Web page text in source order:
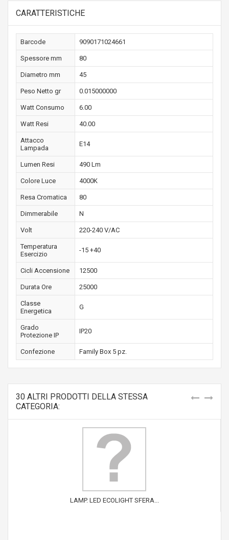
CARATTERISTICHE
Barcode 9090171024661
Spessore mm 80
Diametro mm 45
Peso Netto gr 0.015000000
Watt Consumo 6.00
Watt Resi 40.00
Attacco
Lampada
E14
Lumen Resi 490 Lm
Colore Luce 4000K
Resa Cromatica 80
Dimmerabile N
Volt 220-240 V/AC
Temperatura
Esercizio
-15 +40
Cicli Accensione 12500
Durata Ore 25000
Classe
Energetica
G
Grado
Protezione IP
IP20
Confezione Family Box 5 pz.
30 ALTRI PRODOTTI DELLA STESSA
CATEGORIA:
LAMP. LED ECOLIGHT SFERA...